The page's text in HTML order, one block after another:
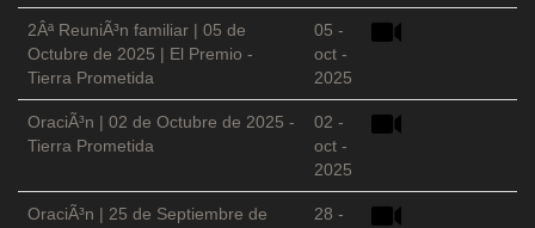
2Âª ReuniÃ³n familiar | 05 de
Octubre de 2025 | El Premio -
Tierra Prometida
05 -
oct -
2025
OraciÃ³n | 02 de Octubre de 2025 -
Tierra Prometida
02 -
oct -
2025
OraciÃ³n | 25 de Septiembre de
28 -